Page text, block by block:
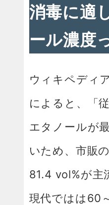
消毒に適
ール濃度
ウィキペディ
によると、「
エタノールが
いため、市販
81.4 vol%が主
現代ではは60